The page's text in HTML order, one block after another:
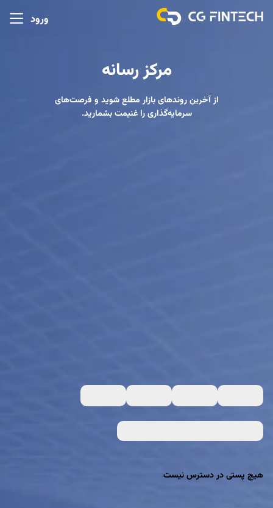
ورود
مرکز رسانه
از آخرین روندهای بازار مطلع شوید و فرصت‌های
سرمایه‌گذاری را غنیمت بشمارید.
هیچ پستی در دسترس نیست